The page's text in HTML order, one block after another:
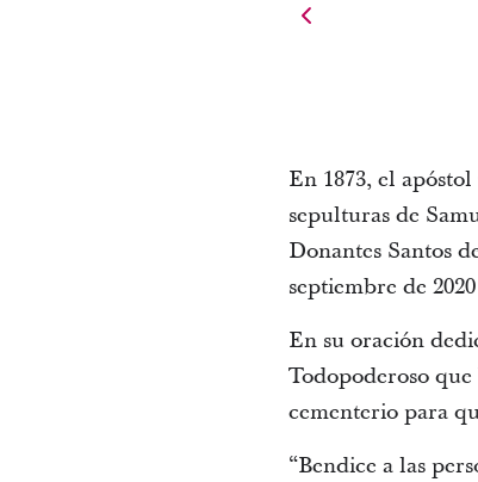
En 1873, el
sepulturas de
Donantes Santos
septiembre de
En su oración
Todopoderoso
cementerio para
“Bendice a las